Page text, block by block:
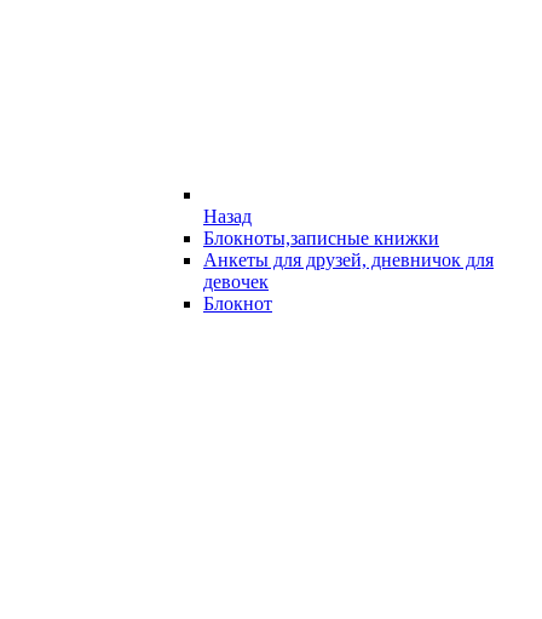
Назад
Блокноты,записные книжки
Анкеты для друзей, дневничок для
девочек
Блокнот